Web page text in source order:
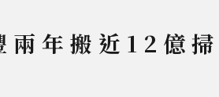
年搬近12億